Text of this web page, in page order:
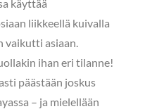
käyttää
liikkeellä kuivalla
vaikutti asiaan.
ihan eri tilanne!
päästään joskus
– ja mielellään